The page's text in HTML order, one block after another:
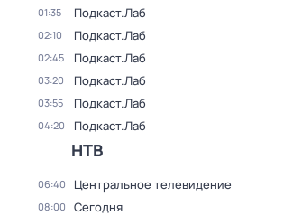
01:35 Подкаст.Лаб
02:10 Подкаст.Лаб
02:45 Подкаст.Лаб
03:20 Подкаст.Лаб
03:55 Подкаст.Лаб
04:20 Подкаст.Лаб
НТВ
06:40 Центральное телевидение
08:00 Сегодня